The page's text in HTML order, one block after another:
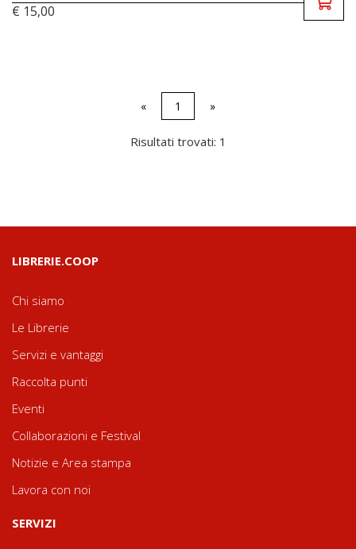
€ 15,00
« 1 »
Risultati trovati: 1
LIBRERIE.COOP
Chi siamo
Le Librerie
Servizi e vantaggi
Raccolta punti
Eventi
Collaborazioni e Festival
Notizie e Area stampa
Lavora con noi
SERVIZI